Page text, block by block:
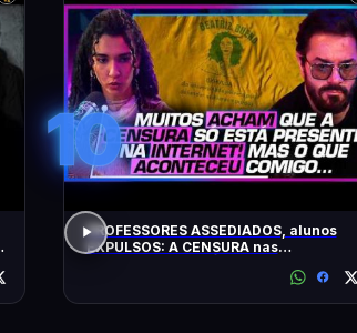
10
PROFESSORES ASSEDIADOS, alunos
EXPULSOS: A CENSURA nas